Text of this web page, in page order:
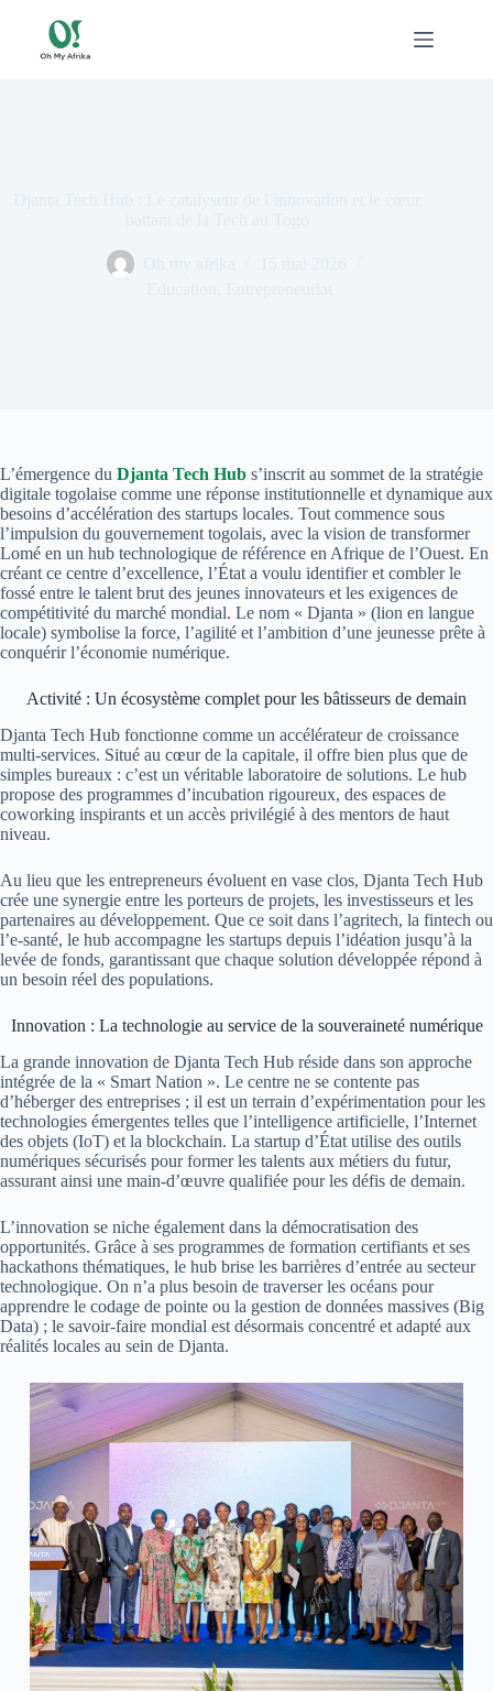
contenu
L’émergence du Djanta Tech Hub s’inscrit au sommet de la stratégie
digitale togolaise comme une réponse institutionnelle et dynamique aux
besoins d’accélération des startups locales. Tout commence sous
l’impulsion du gouvernement togolais, avec la vision de transformer
Lomé en un hub technologique de référence en Afrique de l’Ouest. En
créant ce centre d’excellence, l’État a voulu identifier et combler le
fossé entre le talent brut des jeunes innovateurs et les exigences de
compétitivité du marché mondial. Le nom « Djanta » (lion en langue
locale) symbolise la force, l’agilité et l’ambition d’une jeunesse prête à
conquérir l’économie numérique.
Activité : Un écosystème complet pour les bâtisseurs de demain
Djanta Tech Hub fonctionne comme un accélérateur de croissance
multi-services. Situé au cœur de la capitale, il offre bien plus que de
simples bureaux : c’est un véritable laboratoire de solutions. Le hub
propose des programmes d’incubation rigoureux, des espaces de
coworking inspirants et un accès privilégié à des mentors de haut
niveau.
Au lieu que les entrepreneurs évoluent en vase clos, Djanta Tech Hub
crée une synergie entre les porteurs de projets, les investisseurs et les
partenaires au développement. Que ce soit dans l’agritech, la fintech ou
l’e-santé, le hub accompagne les startups depuis l’idéation jusqu’à la
levée de fonds, garantissant que chaque solution développée répond à
un besoin réel des populations.
Innovation : La technologie au service de la souveraineté numérique
La grande innovation de Djanta Tech Hub réside dans son approche
intégrée de la « Smart Nation ». Le centre ne se contente pas
d’héberger des entreprises ; il est un terrain d’expérimentation pour les
technologies émergentes telles que l’intelligence artificielle, l’Internet
des objets (IoT) et la blockchain. La startup d’État utilise des outils
numériques sécurisés pour former les talents aux métiers du futur,
assurant ainsi une main-d’œuvre qualifiée pour les défis de demain.
L’innovation se niche également dans la démocratisation des
opportunités. Grâce à ses programmes de formation certifiants et ses
hackathons thématiques, le hub brise les barrières d’entrée au secteur
technologique. On n’a plus besoin de traverser les océans pour
apprendre le codage de pointe ou la gestion de données massives (Big
Data) ; le savoir-faire mondial est désormais concentré et adapté aux
réalités locales au sein de Djanta.